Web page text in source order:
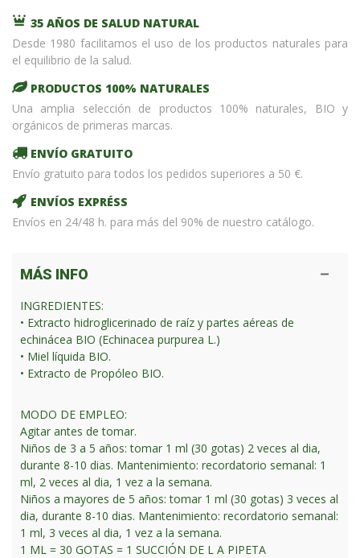
35 AÑOS DE SALUD NATURAL
Desde 1980 facilitamos el uso de los productos naturales para
el equilibrio de la salud.
PRODUCTOS 100% NATURALES
Una amplia selección de productos 100% naturales, BIO y
orgánicos de primeras marcas.
ENVÍO GRATUITO
Envío gratuito para todos los pedidos superiores a 50 €.
ENVÍOS EXPRÉSS
Envíos en 24/48 h. para más del 90% de nuestro catálogo.
MÁS INFO
INGREDIENTES:
• Extracto hidroglicerinado de raíz y partes aéreas de
echinácea BIO (Echinacea purpurea L.)
• Miel líquida BIO.
• Extracto de Propóleo BIO.
MODO DE EMPLEO:
Agitar antes de tomar.
Niños de 3 a 5 años: tomar 1 ml (30 gotas) 2 veces al dia,
durante 8-10 dias. Mantenimiento: recordatorio semanal: 1
ml, 2 veces al dia, 1 vez a la semana.
Niños a mayores de 5 años: tomar 1 ml (30 gotas) 3 veces al
dia, durante 8-10 dias. Mantenimiento: recordatorio semanal:
1 ml, 3 veces al dia, 1 vez a la semana.
1 ML = 30 GOTAS = 1 SUCCIÓN DE L A PIPETA